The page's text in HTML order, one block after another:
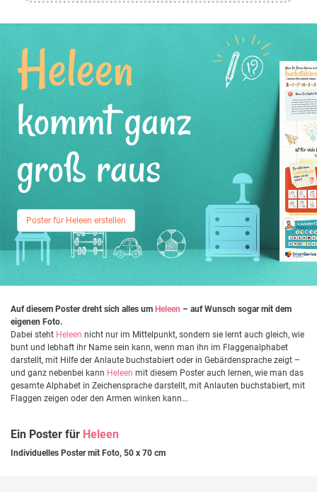
Heleen
kommt ganz
groß raus
Poster für Heleen erstellen
Auf diesem Poster dreht sich alles um Heleen – auf Wunsch sogar mit dem
eigenen Foto.
Dabei steht Heleen nicht nur im Mittelpunkt, sondern sie lernt auch gleich, wie
bunt und lebhaft ihr Name sein kann, wenn man ihn im Flaggenalphabet
darstellt, mit Hilfe der Anlaute buchstabiert oder in Gebärdensprache zeigt –
und ganz nebenbei kann Heleen mit diesem Poster auch lernen, wie man das
gesamte Alphabet in Zeichensprache darstellt, mit Anlauten buchstabiert, mit
Flaggen zeigen oder den Armen winken kann...
Ein Poster für Heleen
Individuelles Poster mit Foto, 50 x 70 cm